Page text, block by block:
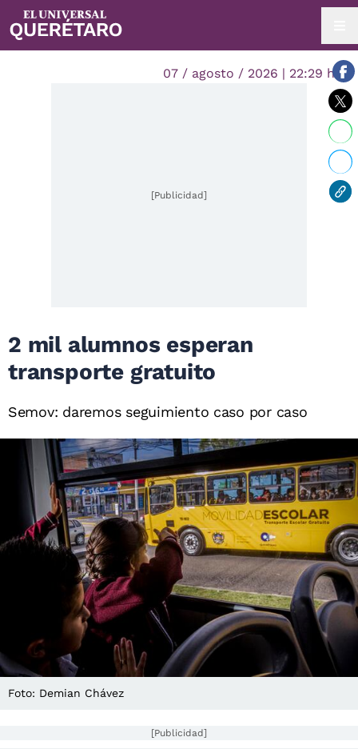
07 / agosto / 2026 | 22:29 hrs.
[Publicidad]
2 mil alumnos esperan
transporte gratuito
Semov: daremos seguimiento caso por caso
Foto: Demian Chávez
[Publicidad]